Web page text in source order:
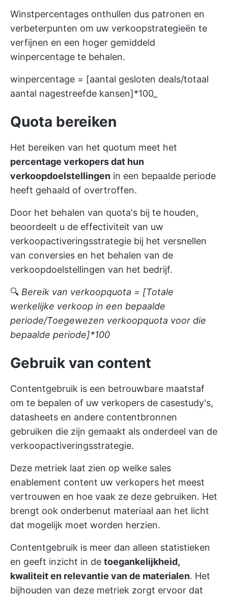
Winstpercentages onthullen dus patronen en
verbeterpunten om uw verkoopstrategieën te
verfijnen en een hoger gemiddeld
winpercentage te behalen.
winpercentage = [aantal gesloten deals/totaal
aantal nagestreefde kansen]*100_
Quota bereiken
Het bereiken van het quotum meet het
percentage verkopers dat hun
verkoopdoelstellingen in een bepaalde periode
heeft gehaald of overtroffen.
Door het behalen van quota's bij te houden,
beoordeelt u de effectiviteit van uw
verkoopactiveringsstrategie bij het versnellen
van conversies en het behalen van de
verkoopdoelstellingen van het bedrijf.
🔍 Bereik van verkoopquota = [Totale
werkelijke verkoop in een bepaalde
periode/Toegewezen verkoopquota voor die
bepaalde periode]*100
Gebruik van content
Contentgebruik is een betrouwbare maatstaf
om te bepalen of uw verkopers de casestudy's,
datasheets en andere contentbronnen
gebruiken die zijn gemaakt als onderdeel van de
verkoopactiveringsstrategie.
Deze metriek laat zien op welke sales
enablement content uw verkopers het meest
vertrouwen en hoe vaak ze deze gebruiken. Het
brengt ook onderbenut materiaal aan het licht
dat mogelijk moet worden herzien.
Contentgebruik is meer dan alleen statistieken
en geeft inzicht in de toegankelijkheid,
kwaliteit en relevantie van de materialen. Het
bijhouden van deze metriek zorgt ervoor dat